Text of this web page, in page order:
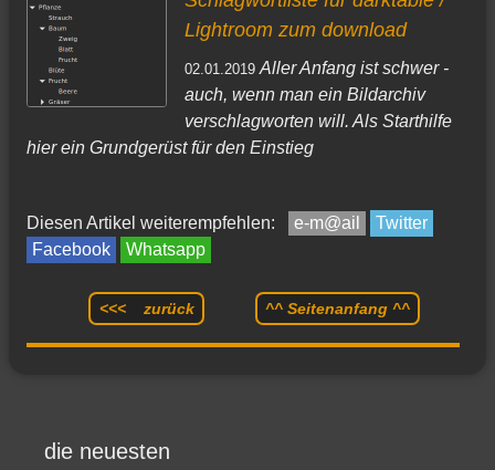
Lightroom zum download
02.01.2019 Aller Anfang ist schwer -
auch, wenn man ein Bildarchiv
verschlagworten will. Als Starthilfe
hier ein Grundgerüst für den Einstieg
Diesen Artikel weiterempfehlen: e-m@ail
Twitter
Facebook
Whatsapp
<<< zurück ^^ Seitenanfang ^^
die neuesten